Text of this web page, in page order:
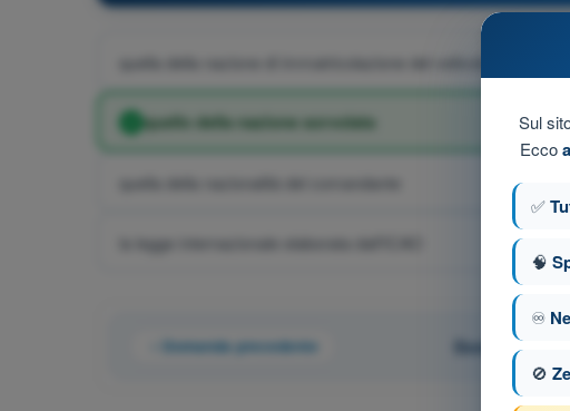
quella della nazione di immatricolazione del velivolo
quello della nazione sorvolata
quella della nazionalità del comandante
la legge internazionale elaborata dall'ICAO
Domanda precedente Domanda 56 di
Sul
Ecco
✅
🧠
♾️
🚫